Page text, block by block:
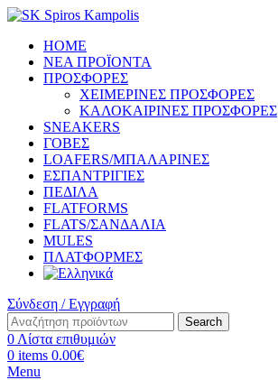
HOME
ΝΕΑ ΠΡΟΪΟΝΤΑ
ΠΡΟΣΦΟΡΕΣ
ΧΕΙΜΕΡΙΝΕΣ ΠΡΟΣΦΟΡΕΣ
ΚΑΛΟΚΑΙΡΙΝΕΣ ΠΡΟΣΦΟΡΕΣ
SNEAKERS
ΓΟΒΕΣ
LOAFERS/ΜΠΑΛΑΡΙΝΕΣ
ΕΣΠΑΝΤΡΙΓΙΕΣ
ΠΕΔΙΛΑ
FLATFORMS
FLATS/ΣΑΝΔΑΛΙΑ
MULES
ΠΛΑΤΦΟΡΜΕΣ
Σύνδεση / Εγγραφή
Search
0 Λίστα επιθυμιών
0 items 0.00€
Menu